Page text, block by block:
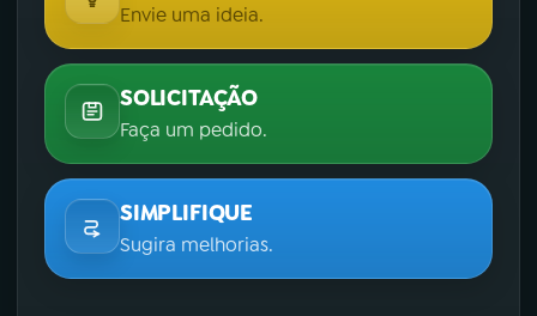
Envie uma ideia.
SOLICITAÇÃO
Faça um pedido.
SIMPLIFIQUE
Sugira melhorias.